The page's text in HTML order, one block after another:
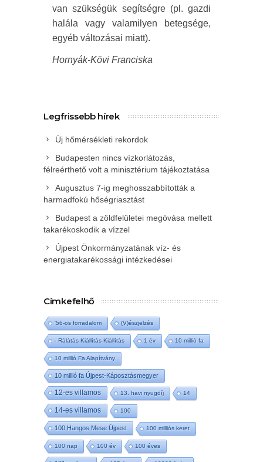
van szükségük segítségre (pl. gazdi
halála vagy valamilyen betegsége,
egyéb változásai miatt).
Hornyák-Kövi Franciska
Legfrissebb hírek
Új hőmérsékleti rekordok
Budapesten nincs vízkorlátozás,
félreérthető volt a minisztérium tájékoztatása
Augusztus 7-ig meghosszabbították a
harmadfokú hőségriasztást
Budapest a zöldfelületei megóvása mellett
takarékoskodik a vízzel
Újpest Önkormányzatának víz- és
energiatakarékossági intézkedései
Címkefelhő
'56-os forradalom (V)észjelzés
- Rálátás Kiállítás Kiállítás 1 év 10 millió fa
10 millió Fa Alapítvány
10 millió fa Újpest-Káposztásmegyer
12-es villamos 13. havi nyugdíj 14
14-es villamos 100
100 Hangos Mese Újpest 100 milliós keret
100 nap 100 év 100 éves